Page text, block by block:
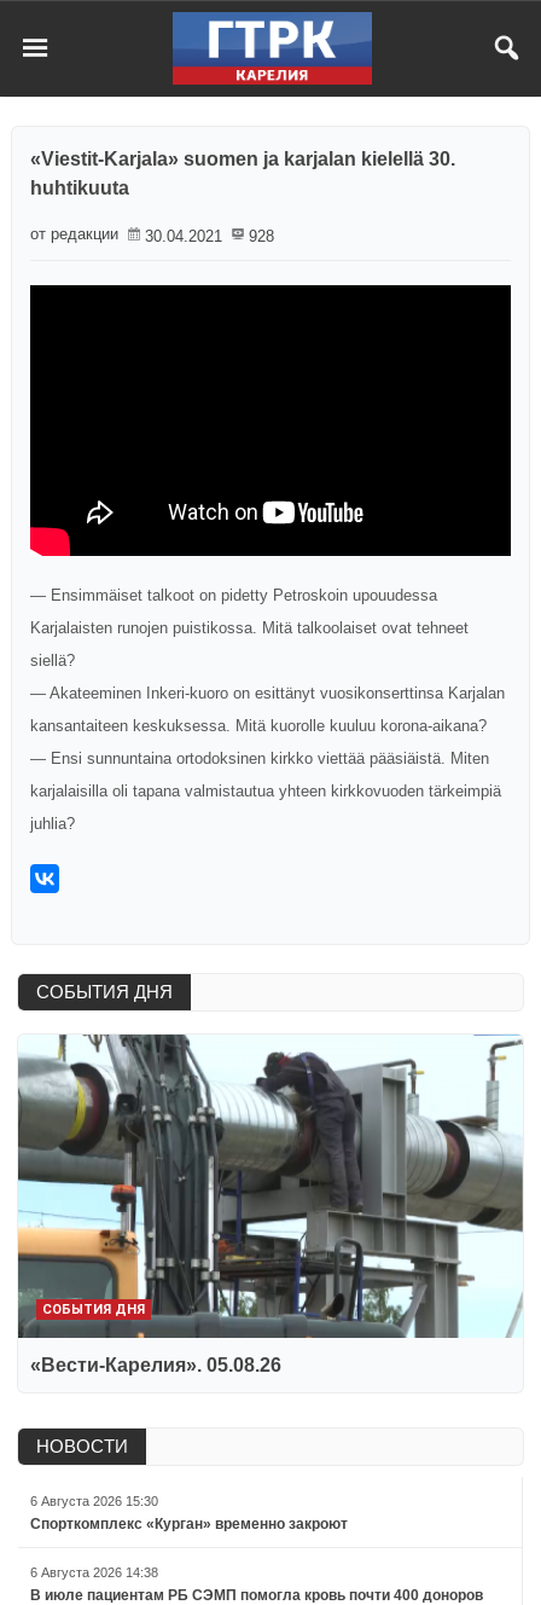
«Viestit-Karjala» suomen ja karjalan kielellä 30.
huhtikuuta
от редакции 30.04.2021 928
— Ensimmäiset talkoot on pidetty Petroskoin upouudessa
Karjalaisten runojen puistikossa. Mitä talkoolaiset ovat tehneet
siellä?
— Akateeminen Inkeri-kuoro on esittänyt vuosikonserttinsa Karjalan
kansantaiteen keskuksessa. Mitä kuorolle kuuluu korona-aikana?
— Ensi sunnuntaina ortodoksinen kirkko viettää pääsiäistä. Miten
karjalaisilla oli tapana valmistautua yhteen kirkkovuoden tärkeimpiä
juhlia?
СОБЫТИЯ ДНЯ
СОБЫТИЯ ДНЯ
«Вести-Карелия». 05.08.26
НОВОСТИ
6 Августа 2026 15:30
Спорткомплекс «Курган» временно закроют
6 Августа 2026 14:38
В июле пациентам РБ СЭМП помогла кровь почти 400 доноров